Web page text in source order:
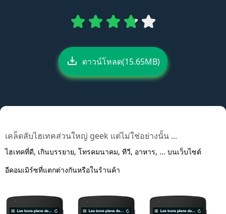
ดาวน์โหลด(15.65MB)
เคล็ดลับไฮเทคส่วนใหญ่ geek แต่ไม่ใช่อย่างนั้น ...
ไฮเทคที่ดี, เกินบรรยาย, โทรคมนาคม, ทีวี, อาหาร, ... บนเว็บไซต์
อีคอมเมิร์ซที่แตกต่างกันหรือในร้านค้า